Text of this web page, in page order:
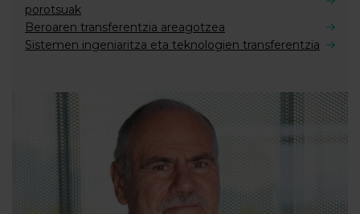
porotsuak
Beroaren transferentzia areagotzea
Sistemen ingeniaritza eta teknologien transferentzia